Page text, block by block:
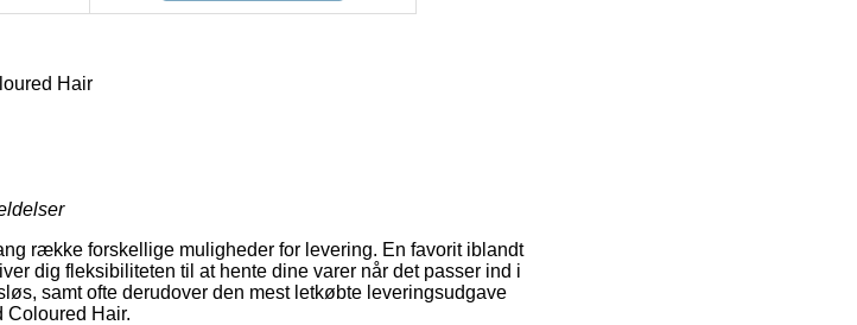
Hair
række forskellige muligheder for levering. En favorit iblandt
dig fleksibiliteten til at hente dine varer når det passer ind i
samt ofte derudover den mest letkøbte leveringsudgave
Coloured Hair.